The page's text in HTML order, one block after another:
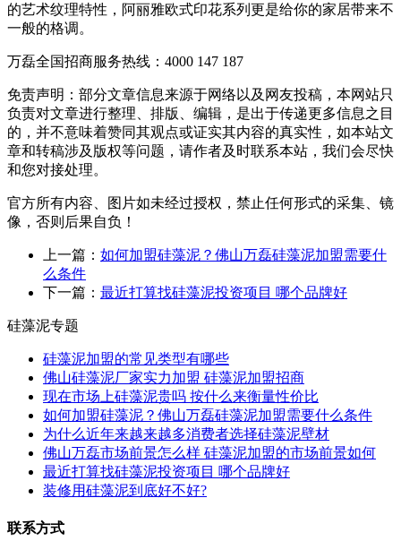
的艺术纹理特性，阿丽雅欧式印花系列更是给你的家居带来不
一般的格调。
万磊全国招商服务热线： 4000 147 187
免责声明：部分文章信息来源于网络以及网友投稿，本网站只
负责对文章进行整理、排版、编辑，是出于传递更多信息之目
的，并不意味着赞同其观点或证实其内容的真实性，如本站文
章和转稿涉及版权等问题，请作者及时联系本站，我们会尽快
和您对接处理。
官方所有内容、图片如未经过授权，禁止任何形式的采集、镜
像，否则后果自负！
上一篇： 如何加盟硅藻泥？佛山万磊硅藻泥加盟需要什
么条件
下一篇： 最近打算找硅藻泥投资项目 哪个品牌好
硅藻泥专题
硅藻泥加盟的常见类型有哪些
佛山硅藻泥厂家实力加盟 硅藻泥加盟招商
现在市场上硅藻泥贵吗 按什么来衡量性价比
如何加盟硅藻泥？佛山万磊硅藻泥加盟需要什么条件
为什么近年来越来越多消费者选择硅藻泥壁材
佛山万磊市场前景怎么样 硅藻泥加盟的市场前景如何
最近打算找硅藻泥投资项目 哪个品牌好
装修用硅藻泥到底好不好?
联系方式